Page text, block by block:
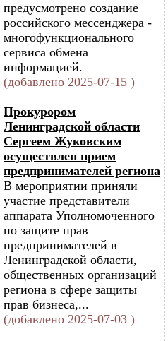
предусмотрено создание
российского мессенджера -
многофункционального
сервиса обмена
информацией.
(добавлено 2025-07-15 )
Прокурором
Ленинградской области
Сергеем Жуковским
осуществлен прием
предпринимателей региона
В мероприятии приняли
участие представители
аппарата Уполномоченного
по защите прав
предпринимателей в
Ленинградской области,
общественных организаций
региона в сфере защиты
прав бизнеса,...
(добавлено 2025-07-03 )